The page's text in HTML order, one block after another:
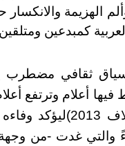
الهزيمة والانكسار
كمبدعين ومتلقين
ثقافي مضطرب
أعلام وترتفع
الاختلاف
والتي غدت -من وجهة